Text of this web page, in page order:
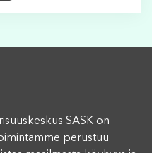
SASK on
perustuu